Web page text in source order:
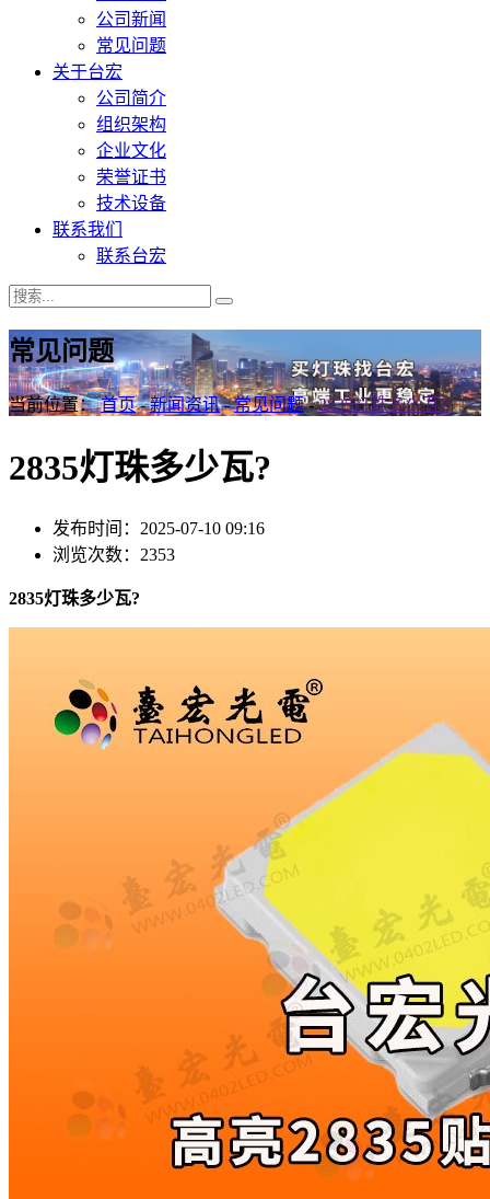
公司新闻
常见问题
关于台宏
公司简介
组织架构
企业文化
荣誉证书
技术设备
联系我们
联系台宏
常见问题
当前位置：首页-新闻资讯-常见问题-2835灯珠多少瓦?
2835灯珠多少瓦?
发布时间：2025-07-10 09:16
浏览次数：2353
2835灯珠多少瓦?